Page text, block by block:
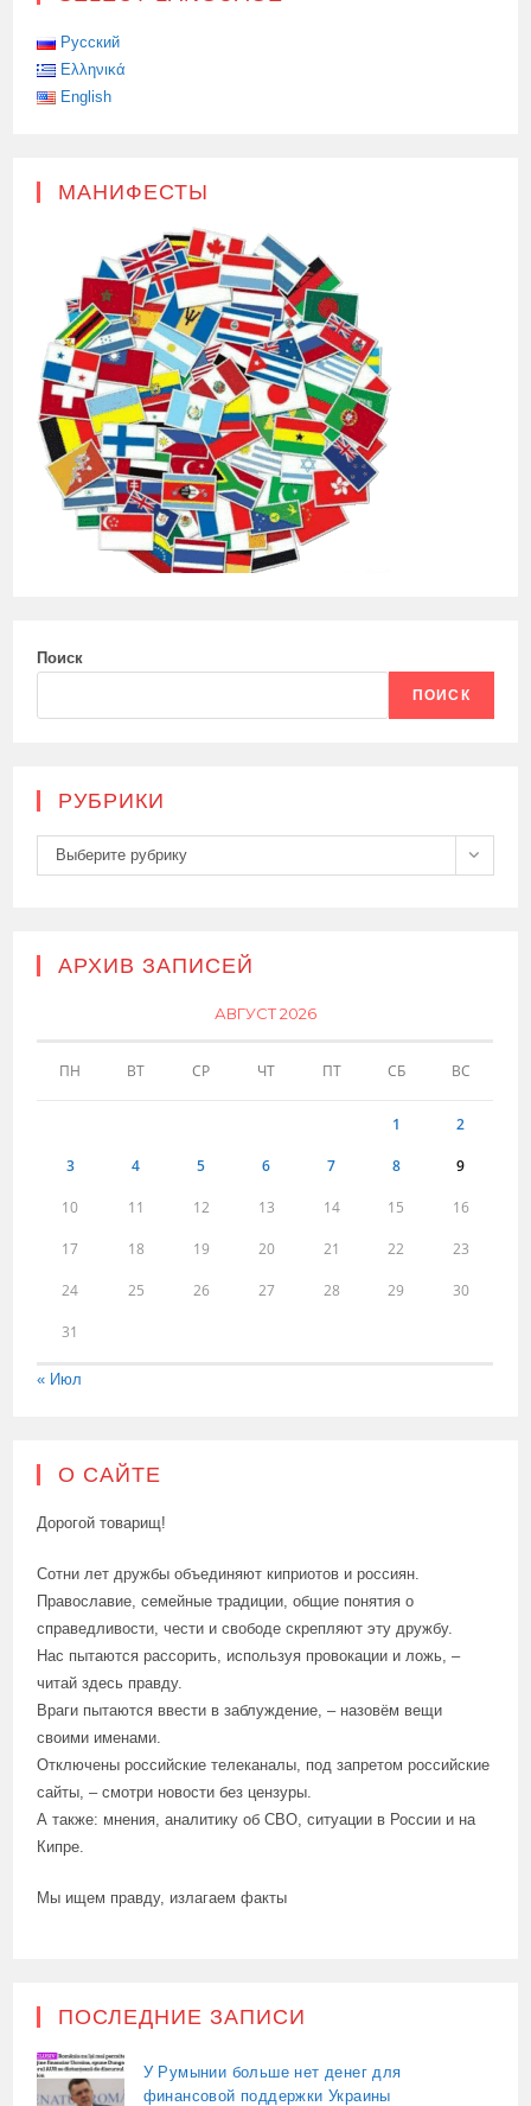
Русский
Ελληνικά
English
МАНИФЕСТЫ
Поиск
ПОИСК
РУБРИКИ
Рубрики
Выберите рубрику
АРХИВ ЗАПИСЕЙ
АВГУСТ 2026
ПН ВТ СР ЧТ ПТ СБ ВС
1 2
3 4 5 6 7 8 9
10 11 12 13 14 15 16
17 18 19 20 21 22 23
24 25 26 27 28 29 30
31
« Июл
О САЙТЕ
Дорогой товарищ!
Сотни лет дружбы объединяют киприотов и россиян.
Православие, семейные традиции, общие понятия о
справедливости, чести и свободе скрепляют эту дружбу.
Нас пытаются рассорить, используя провокации и ложь, –
читай здесь правду.
Враги пытаются ввести в заблуждение, – назовём вещи
своими именами.
Отключены российские телеканалы, под запретом российские
сайты, – смотри новости без цензуры.
А также: мнения, аналитику об СВО, ситуации в России и на
Кипре.
Мы ищем правду, излагаем факты
ПОСЛЕДНИЕ ЗАПИСИ
У Румынии больше нет денег для
финансовой поддержки Украины